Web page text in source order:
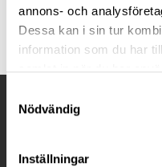
annons- och
Dessa kan i sin tur
information som du har
samlat in när du har
Nödvändig
Inställningar